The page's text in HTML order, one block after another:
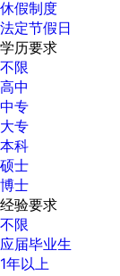
休假制度
法定节假日
学历要求
不限
高中
中专
大专
本科
硕士
博士
经验要求
不限
应届毕业生
1年以上